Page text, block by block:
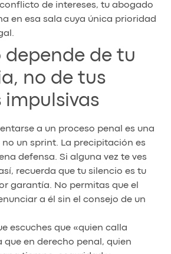
de intereses, tu abogado
en esa sala cuya única prioridad
depende de tu
no de tus
impulsivas
a un proceso penal es una
un sprint. La precipitación es
defensa. Si alguna vez te ves
recuerda que tu silencio es tu
garantía. No permitas que el
a él sin el consejo de un
escuches que «quien calla
que en derecho penal, quien